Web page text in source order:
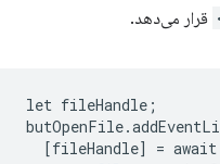
قرار می‌دهد.
let fileHandle ;
butOpenFile.
[fileHandle] = await